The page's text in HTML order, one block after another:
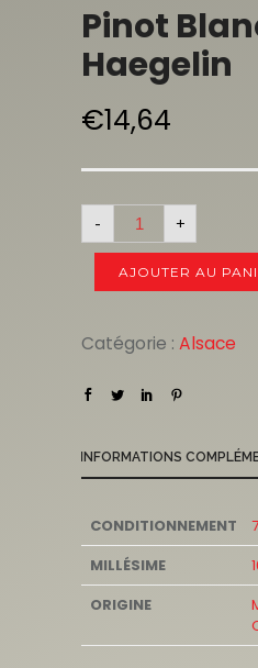
Pinot
Haegelin
€14,64
- +
AJOUTER AU
Catégorie : Alsace
INFORMATIONS
CONDITIONNEMENT
MILLÉSIME
ORIGINE